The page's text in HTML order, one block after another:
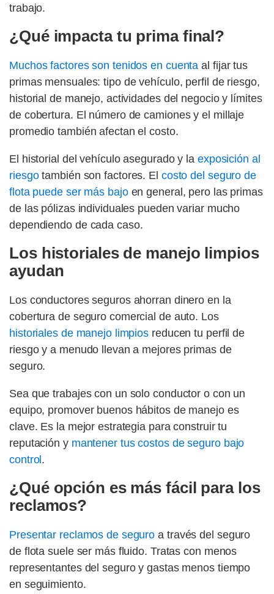
trabajo.
¿Qué impacta tu prima final?
Muchos factores son tenidos en cuenta al fijar tus
primas mensuales: tipo de vehículo, perfil de riesgo,
historial de manejo, actividades del negocio y límites
de cobertura. El número de camiones y el millaje
promedio también afectan el costo.
El historial del vehículo asegurado y la exposición al
riesgotambién son factores. El costo del seguro de
flota puede ser más bajoen general, pero las primas
de las pólizas individuales pueden variar mucho
dependiendo de cada caso.
Los historiales de manejo limpios
ayudan
Los conductores seguros ahorran dinero en la
cobertura de seguro comercial de auto. Los
historiales de manejo limpios reducen tu perfil de
riesgo y a menudo llevan a mejores primas de
seguro.
Sea que trabajes con un solo conductor o con un
equipo, promover buenos hábitos de manejo es
clave. Es la mejor estrategia para construir tu
reputación y mantener tus costos de seguro bajo
control .
¿Qué opción es más fácil para los
reclamos?
Presentar reclamos de seguro a través del seguro
de flota suele ser más fluido. Tratas con menos
representantes del seguro y gastas menos tiempo
en seguimiento.